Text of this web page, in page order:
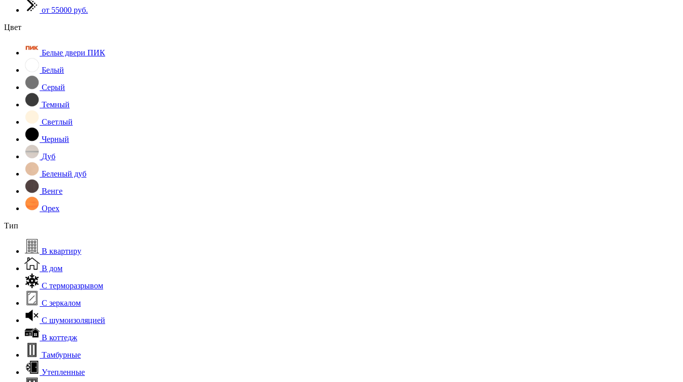
от 55000 руб.
Цвет
Белые двери ПИК
Белый
Серый
Темный
Светлый
Черный
Дуб
Беленый дуб
Венге
Орех
Тип
В квартиру
В дом
С терморазрывом
С зеркалом
С шумоизоляцией
В коттедж
Тамбурные
Утепленные